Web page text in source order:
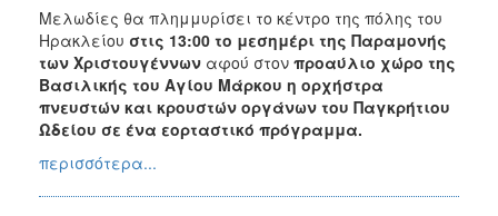
Μελωδίες θα πλημμυρίσει το κέντρο της πόλης του
Ηρακλείου στις 13:00 το μεσημέρι της Παραμονής
των Χριστουγέννων αφού στον προαύλιο χώρο της
Βασιλικής του Αγίου Μάρκου η ορχήστρα
πνευστών και κρουστών οργάνων του Παγκρήτιου
Ωδείου σε ένα εορταστικό πρόγραμμα.
περισσότερα...